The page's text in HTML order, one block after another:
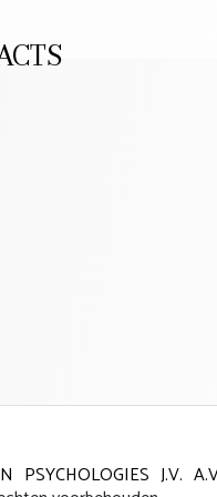
PSYCHOLOGIES J.V.